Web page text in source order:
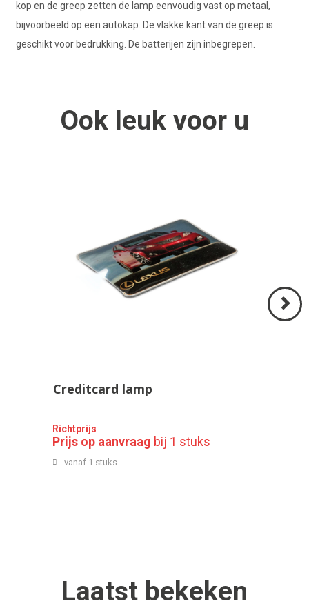
kop en de greep zetten de lamp eenvoudig vast op metaal,
bijvoorbeeld op een autokap. De vlakke kant van de greep is
geschikt voor bedrukking. De batterijen zijn inbegrepen.
Ook leuk voor u
Creditcard lamp
Richtprijs
Prijs op aanvraag bij 1 stuks
vanaf 1 stuks
Laatst bekeken